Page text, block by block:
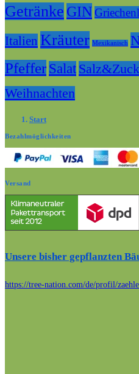
Getränke GIN
Italien Kräuter Mexikanisch
Pfeffer Salat
Weihnachten
Start
Bezahlmöglichkeiten
Versand
Unsere bisher gepflanzten
https://tree-nation.com/de/profil/